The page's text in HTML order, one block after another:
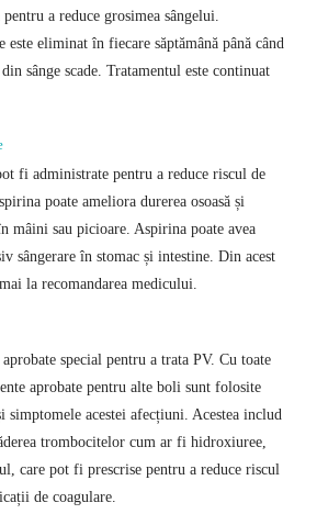
a reduce grosimea sângelui.
eliminat în fiecare săptămână până când
sânge scade. Tratamentul este continuat
fi administrate pentru a reduce riscul de
poate ameliora durerea osoasă și
mâini sau picioare. Aspirina poate avea
sângerare în stomac și intestine. Din acest
la recomandarea medicului.
special pentru a trata PV. Cu toate
aprobate pentru alte boli sunt folosite
simptomele acestei afecțiuni. Acestea includ
trombocitelor cum ar fi hidroxiuree,
care pot fi prescrise pentru a reduce riscul
de coagulare.